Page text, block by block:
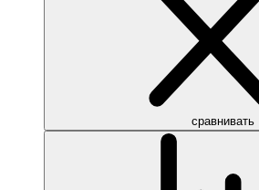
сравнивать